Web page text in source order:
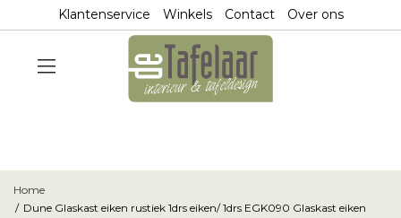
Klantenservice Winkels Contact Over ons
Home
Dune Glaskast eiken rustiek 1drs eiken/ 1drs EGK090 Glaskast eiken